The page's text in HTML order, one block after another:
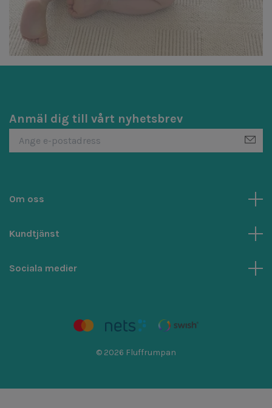
Anmäl dig till vårt nyhetsbrev
Om oss
Kundtjänst
Sociala medier
© 2026 Fluffrumpan